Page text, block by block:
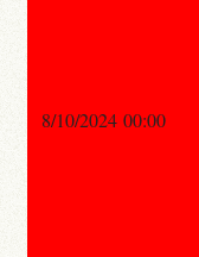
8/10/2024 00:00